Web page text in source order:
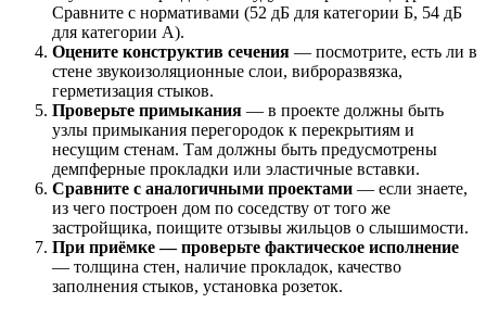
Сравните с нормативами (52 дБ для категории Б, 54 дБ
для категории А).
Оцените конструктив сечения — посмотрите, есть ли в
стене звукоизоляционные слои, виброразвязка,
герметизация стыков.
Проверьте примыкания — в проекте должны быть
узлы примыкания перегородок к перекрытиям и
несущим стенам. Там должны быть предусмотрены
демпферные прокладки или эластичные вставки.
Сравните с аналогичными проектами — если знаете,
из чего построен дом по соседству от того же
застройщика, поищите отзывы жильцов о слышимости.
При приёмке — проверьте фактическое исполнение
— толщина стен, наличие прокладок, качество
заполнения стыков, установка розеток.